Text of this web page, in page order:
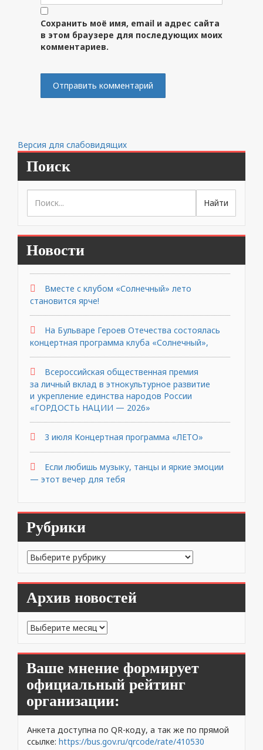
Сохранить моё имя, email и адрес сайта
в этом браузере для последующих моих
комментариев.
Версия для слабовидящих
Поиск
Новости
Вместе с клубом «Солнечный» лето
становится ярче!
На Бульваре Героев Отечества состоялась
концертная программа клуба «Солнечный»,
Всероссийская общественная премия
за личный вклад в этнокультурное развитие
и укрепление единства народов России
«ГОРДОСТЬ НАЦИИ — 2026»
3 июля Концертная программа «ЛЕТО»
Если любишь музыку, танцы и яркие эмоции
— этот вечер для тебя
Рубрики
Рубрики
Архив новостей
Архив
новостей
Ваше мнение формирует
официальный рейтинг
организации:
Анкета доступна по QR-коду, а так же по прямой
ссылке: https://bus.gov.ru/qrcode/rate/410530